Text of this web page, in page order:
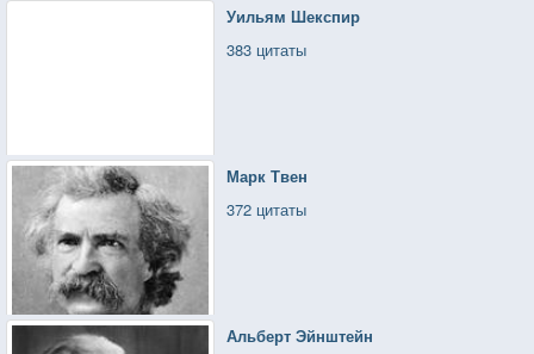
Уильям Шекспир
383 цитаты
Марк Твен
372 цитаты
Альберт Эйнштейн